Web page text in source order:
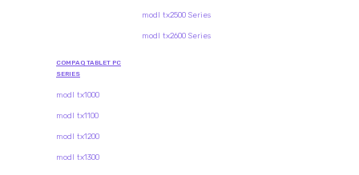
modl tx2500 Series
modl tx2600 Series
COMPAQ TABLET PC
SERIES
modl tx1000
modl tx1100
modl tx1200
modl tx1300